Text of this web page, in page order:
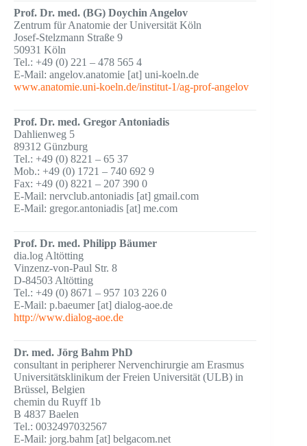
Prof. Dr. med. (BG) Doychin Angelov
Zentrum für Anatomie der Universität Köln
Josef-Stelzmann Straße 9
50931 Köln
Tel.: +49 (0) 221 – 478 565 4
E-Mail: angelov.anatomie [at] uni-koeln.de
www.anatomie.uni-koeln.de/institut-1/ag-prof-angelov
Prof. Dr. med. Gregor Antoniadis
Dahlienweg 5
89312 Günzburg
Tel.: +49 (0) 8221 – 65 37
Mob.: +49 (0) 1721 – 740 692 9
Fax: +49 (0) 8221 – 207 390 0
E-Mail: nervclub.antoniadis [at] gmail.com
E-Mail: gregor.antoniadis [at] me.com
Prof. Dr. med. Philipp Bäumer
dia.log Altötting
Vinzenz-von-Paul Str. 8
D-84503 Altötting
Tel.: +49 (0) 8671 – 957 103 226 0
E-Mail: p.baeumer [at] dialog-aoe.de
http://www.dialog-aoe.de
Dr. med. Jörg Bahm PhD
consultant in peripherer Nervenchirurgie am Erasmus
Universitätsklinikum der Freien Universität (ULB) in
Brüssel, Belgien
chemin du Ruyff 1b
B 4837 Baelen
Tel.: 0032497032567
E-Mail: jorg.bahm [at] belgacom.net